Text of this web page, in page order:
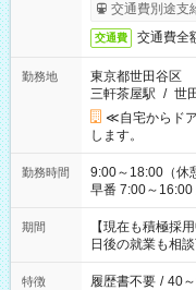
交通費別途支
交通費 交通費全
勤務地
東京都世田谷区
三軒茶屋駅 / 世
≪自宅からド
します。
勤務時間
9:00～18:00（休憩60分） ■ご希望があれ
早番 7:00～16:00 遅番 10:00
い」 「余裕を持
たくない」 など、ご
の方へ 今ご覧の
の勤務時間。 合
期間
【現在も積極採
日後の就業も相談
特徴 履歴書不要 / 40